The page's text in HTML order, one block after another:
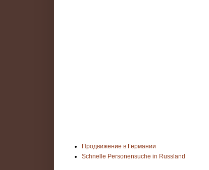
Продвижение в Германии
Schnelle Personensuche in Russland